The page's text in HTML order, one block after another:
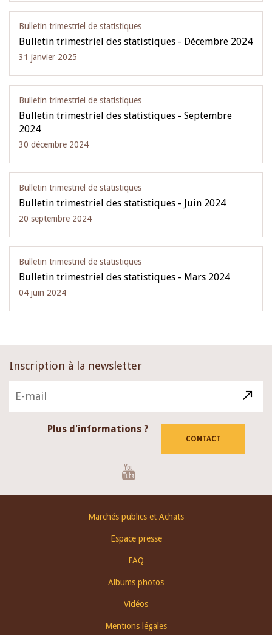
Bulletin trimestriel de statistiques
Bulletin trimestriel des statistiques - Décembre 2024
31 janvier 2025
Bulletin trimestriel de statistiques
Bulletin trimestriel des statistiques - Septembre
2024
30 décembre 2024
Bulletin trimestriel de statistiques
Bulletin trimestriel des statistiques - Juin 2024
20 septembre 2024
Bulletin trimestriel de statistiques
Bulletin trimestriel des statistiques - Mars 2024
04 juin 2024
Inscription à la newsletter
Plus d'informations ?
CONTACT
Marchés publics et Achats
Espace presse
FAQ
Albums photos
Vidéos
Mentions légales